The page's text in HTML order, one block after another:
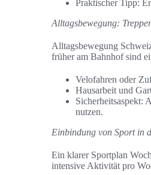
Praktischer Tipp:
Alltagsbewegung:
Alltagsbewegung
früher am Bahnhof sind
Velofahren oder
Hausarbeit und
Sicherheitsaspekt:
nutzen.
Einbindung von Sport in
Ein klarer Sportplan
intensive Aktivität pro